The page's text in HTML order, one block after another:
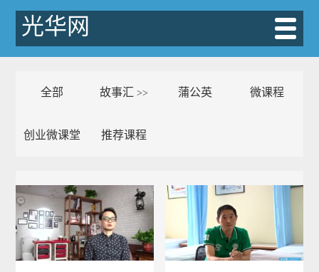
光华网
全部 故事汇 >> 蒲公英 微课程
创业微课堂 推荐课程